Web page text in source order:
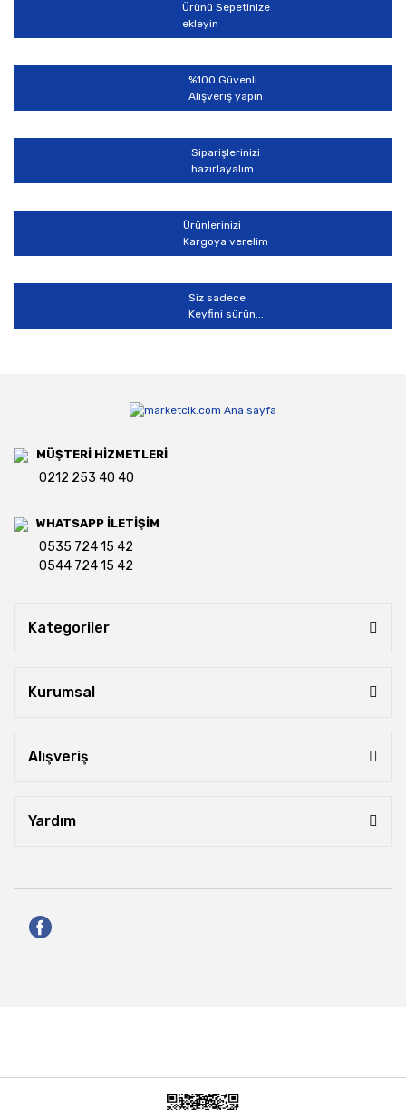
Ürün bilgilerinde hatalar bulunuyor.
Ürün fiyatı diğer sitelerden daha pahalı.
Bu ürüne benzer farklı alternatifler olmalı.
Gönder
Ürünü Sepetinize
ekleyin
%100 Güvenli
Alışveriş yapın
Siparişlerinizi
hazırlayalım
Ürünlerinizi
Kargoya verelim
Siz sadece
Keyfini sürün...
MÜŞTERİ HİZMETLERİ
0212 253 40 40
WHATSAPP İLETİŞİM
0535 724 15 42
0544 724 15 42
Kategoriler
Kurumsal
Alışveriş
Yardım